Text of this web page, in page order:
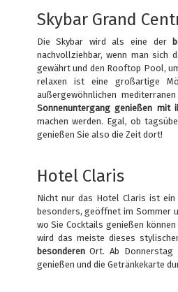
Skybar Grand
Die Skybar wird als eine der
nachvollziehbar, wenn man sich
gewährt und den Rooftop Pool,
relaxen ist eine großartige
außergewöhnlichen
Sonnenuntergang genießen mit
machen werden. Egal, ob
genießen Sie also die Zeit dort!
Hotel Claris
Nicht nur das Hotel Claris ist
besonders, geöffnet im Sommer
wo Sie Cocktails genießen
wird das meiste dieses
besonderenOrt. Ab Donnerstag
genießen und die Getränkekarte